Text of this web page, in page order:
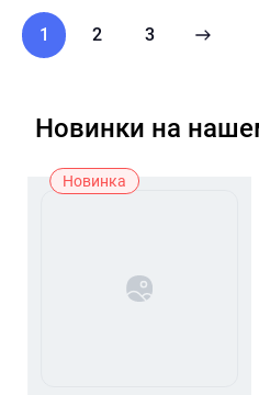
1 2 3
Новинки на
Новинка